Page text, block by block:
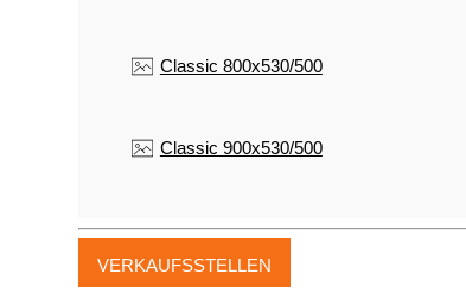
Classic 800x530/500
Classic 900x530/500
VERKAUFSSTELLEN